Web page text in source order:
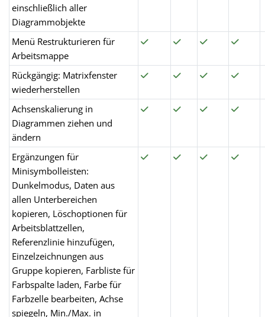
einschließlich aller
Diagrammobjekte
Menü Restrukturieren für
Arbeitsmappe
Rückgängig: Matrixfenster
wiederherstellen
Achsenskalierung in
Diagrammen ziehen und
ändern
Ergänzungen für
Minisymbolleisten:
Dunkelmodus, Daten aus
allen Unterbereichen
kopieren, Löschoptionen für
Arbeitsblattzellen,
Referenzlinie hinzufügen,
Einzelzeichnungen aus
Gruppe kopieren, Farbliste für
Farbspalte laden, Farbe für
Farbzelle bearbeiten, Achse
spiegeln, Min./Max. in